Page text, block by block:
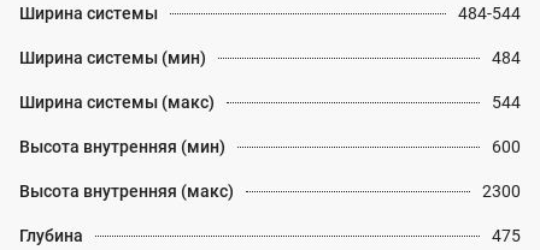
Ширина системы 484-544
Ширина системы (мин) 484
Ширина системы (макс) 544
Высота внутренняя (мин) 600
Высота внутренняя (макс) 2300
Глубина 475